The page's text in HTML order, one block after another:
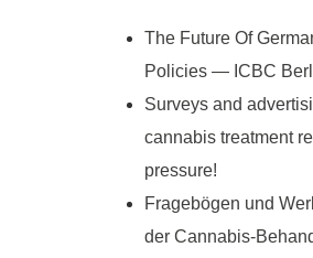
The Future Of
Policies — ICBC
Surveys and
cannabis treatment
pressure!
Fragebögen und
der Cannabis-